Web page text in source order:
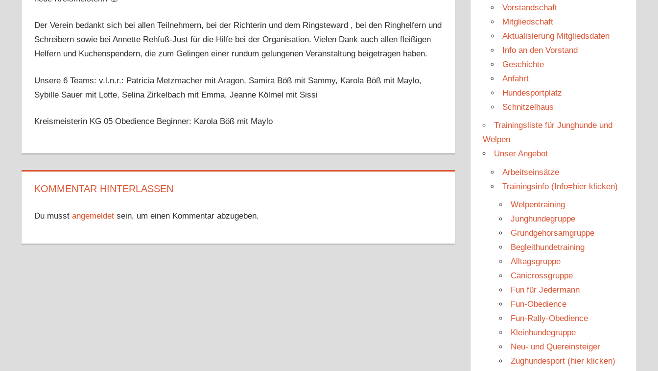
Der Verein bedankt sich bei allen Teilnehmern, bei der Richterin und dem Ringsteward , bei den Ringhelfern und
Schreibern sowie bei Annette Rehfuß-Just für die Hilfe bei der Organisation. Vielen Dank auch allen fleißigen
Helfern und Kuchenspendern, die zum Gelingen einer rundum gelungenen Veranstaltung beigetragen haben.
Unsere 6 Teams: v.l.n.r.: Patricia Metzmacher mit Aragon, Samira Böß mit Sammy, Karola Böß mit Maylo,
Sybille Sauer mit Lotte, Selina Zirkelbach mit Emma, Jeanne Kölmel mit Sissi
Kreismeisterin KG 05 Obedience Beginner: Karola Böß mit Maylo
KOMMENTAR HINTERLASSEN
Du musst angemeldetsein, um einen Kommentar abzugeben.
Vorstandschaft
Mitgliedschaft
Aktualisierung Mitgliedsdaten
Info an den Vorstand
Geschichte
Anfahrt
Hundesportplatz
Schnitzelhaus
Trainingsliste für Junghunde und
Welpen
Unser Angebot
Arbeitseinsätze
Trainingsinfo (Info=hier klicken)
Welpentraining
Junghundegruppe
Grundgehorsamgruppe
Begleithundetraining
Alltagsgruppe
Canicrossgruppe
Fun für Jedermann
Fun-Obedience
Fun-Rally-Obedience
Kleinhundegruppe
Neu- und Quereinsteiger
Zughundesport (hier klicken)